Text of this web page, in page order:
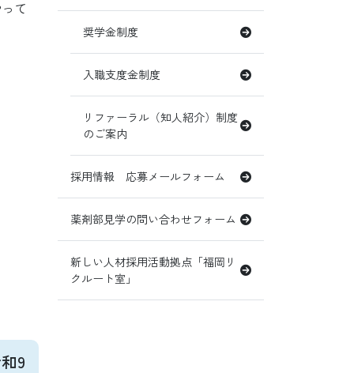
て
9
奨学金制度
入職支度金制度
リファーラル（知人紹介）制度
のご案内
採用情報 応募メールフォーム
薬剤部見学の問い合わせフォーム
新しい人材採用活動拠点「福岡リ
クルート室」